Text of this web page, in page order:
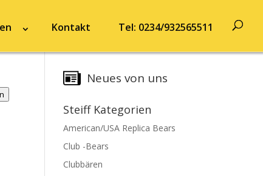
Kontakt Tel: 0234/932565511
Neues von uns
Steiff Kategorien
American/USA Replica Bears
Club -Bears
Clubbären